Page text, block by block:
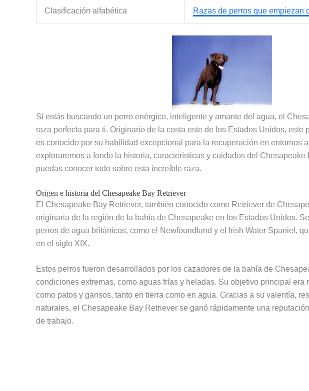
Clasificación alfabética Razas de perros que empiezan
Si estás buscando un perro enérgico, inteligente y amante del agua, el
raza perfecta para ti. Originario de la costa este de los Estados Unidos, este
es conocido por su habilidad excepcional para la recuperación en entornos
exploraremos a fondo la historia, características y cuidados del Chesapeake
puedas conocer todo sobre esta increíble raza.
Origen e historia del Chesapeake Bay Retriever
El Chesapeake Bay Retriever, también conocido como Retriever de
originaria de la región de la bahía de Chesapeake en los Estados Unidos.
perros de agua británicos, como el Newfoundland y el Irish Water Spaniel,
en el siglo XIX.
Estos perros fueron desarrollados por los cazadores de la bahía de
condiciones extremas, como aguas frías y heladas. Su objetivo principal era
como patos y gansos, tanto en tierra como en agua. Gracias a su valentía,
naturales, el Chesapeake Bay Retriever se ganó rápidamente una
de trabajo.